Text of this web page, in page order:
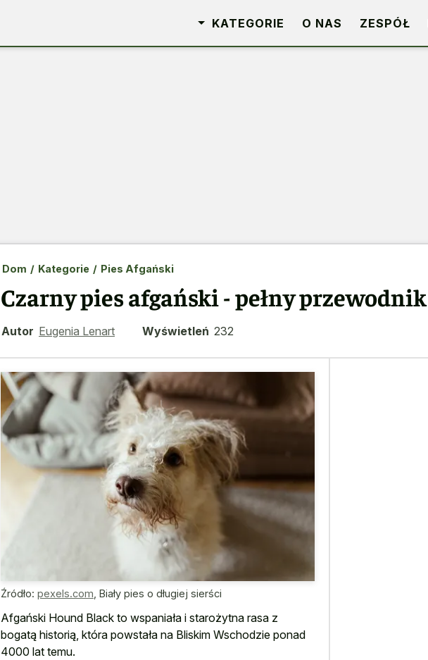
KATEGORIE O NAS ZESPÓŁ
Dom / Kategorie / Pies Afgański
Czarny pies afgański - pełny przewodnik
Autor Eugenia Lenart Wyświetleń 232
Źródło: pexels.com Biały pies o długiej sierści
Afgański Hound Black to wspaniała i starożytna rasa z
bogatą historią, która powstała na Bliskim Wschodzie ponad
4000 lat temu.